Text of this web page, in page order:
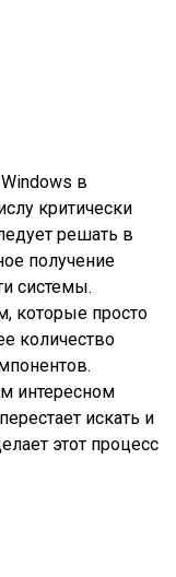
в
критически
решать в
получение
системы.
которые просто
количество
интересном
искать и
этот процесс